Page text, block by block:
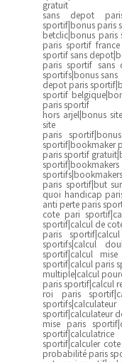
gratuit
sans depot
sportif|bonus paris
betclic|bonus
paris sportif
sportif sans
paris sportif sans
sportifs|bonus sans
depot paris
sportif
paris sportif
hors arjel|bonus
site
paris
sportif|bookmaker
paris sportif
paris sportif|but
quoi handicap
anti perte paris
cote pari
sportif|calcul de
paris
sportifs|calcul
sportif|calcul
sportif|calcul paris
multiple|calcul
paris sportif|calcul
roi paris
sportif|calculateur
mise paris
sportif|calculer
probabilité paris